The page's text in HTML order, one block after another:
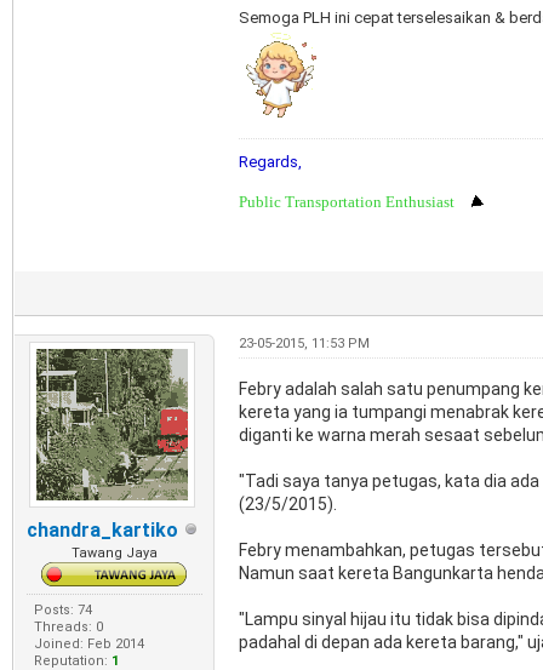
Semoga PLH ini cepat terselesaikan &
Regards,
Public Transportation Enthusiast
chandra_kartiko
Tawang Jaya
Posts: 74
Threads: 0
Joined: Feb 2014
Reputation: 1
23-05-2015, 11:53 PM
Febry adalah salah satu penumpang
kereta yang ia tumpangi menabrak
diganti ke warna merah sesaat
"Tadi saya tanya petugas, kata dia
(23/5/2015).
Febry menambahkan, petugas
Namun saat kereta Bangunkarta
"Lampu sinyal hijau itu tidak bisa
padahal di depan ada kereta barang,"